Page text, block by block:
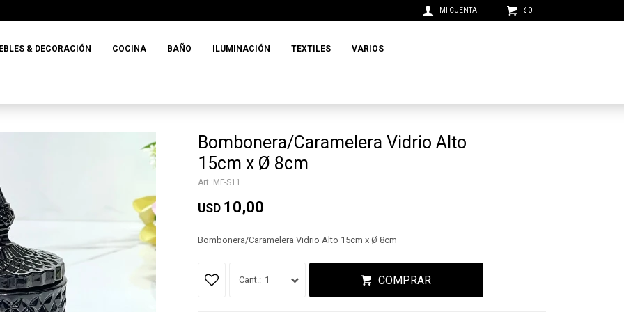
& DECORACIÓN COCINA BAÑO ILUMINACIÓN TEXTILES VARIOS
$ 0
Bombonera/Caramelera Vidrio Alto
15cm x Ø 8cm
MF-S11
USD 10,00
Bombonera/Caramelera Vidrio Alto 15cm x Ø 8cm
1 COMPRAR